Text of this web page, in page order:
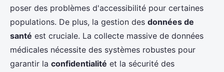
poser des problèmes d'accessibilité pour certaines
populations. De plus, la gestion des données de
santé est cruciale. La collecte massive de données
médicales nécessite des systèmes robustes pour
garantir la confidentialité et la sécurité des